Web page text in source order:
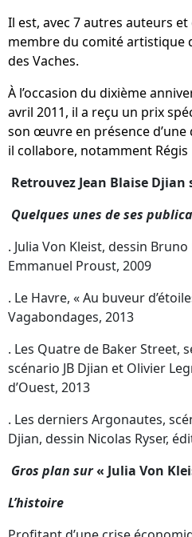
Il est, avec 7 autres auteurs
membre du comité artistique
des Vaches.
À l’occasion du dixième
avril 2011, il a reçu un prix
son œuvre en présence d’une
il collabore, notamment Régis
Retrouvez Jean Blaise Djian
Quelques unes de ses
. Julia Von Kleist, dessin
Emmanuel Proust, 2009
. Le Havre, « Au buveur
Vagabondages, 2013
. Les Quatre de Baker Street,
scénario JB Djian et Olivier
d’Ouest, 2013
. Les derniers Argonautes,
Djian, dessin Nicolas Ryser,
Gros plan sur« Julia Von
L’histoire